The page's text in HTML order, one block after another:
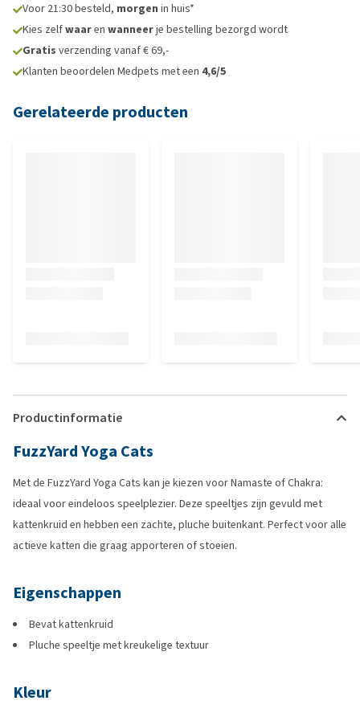
Voor 21:30 besteld, morgen in huis*
Kies zelfwaaren wanneerje bestelling bezorgd wordt
Gratis verzending vanaf € 69,-
Klanten beoordelen Medpets met een 4,6/5
Gerelateerde producten
Productinformatie
FuzzYard Yoga Cats
Met de FuzzYard Yoga Cats kan je kiezen voor Namaste of Chakra:
ideaal voor eindeloos speelplezier. Deze speeltjes zijn gevuld met
kattenkruid en hebben een zachte, pluche buitenkant. Perfect voor alle
actieve katten die graag apporteren of stoeien.
Eigenschappen
Bevat kattenkruid
Pluche speeltje met kreukelige textuur
Kleur